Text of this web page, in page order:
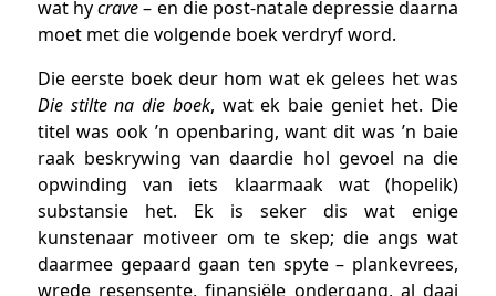
wat hycrave– en die post-natale depressie daarna
moet met die volgende boek verdryf word.
Die eerste boek deur hom wat ek gelees het was
Die stilte na die boek, wat ek baie geniet het. Die
titel was ook ’n openbaring, want dit was ’n baie
raak beskrywing van daardie hol gevoel na die
opwinding van iets klaarmaak wat (hopelik)
substansie het. Ek is seker dis wat enige
kunstenaar motiveer om te skep; die angs wat
daarmee gepaard gaan ten spyte – plankevrees,
wrede resensente, finansiële ondergang, al daai